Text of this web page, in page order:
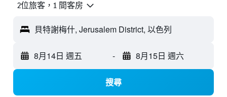
2位旅客，1 間客房
貝特謝梅什, Jerusalem District, 以色列
8月14日 週五 - 8月15日 週六
搜尋